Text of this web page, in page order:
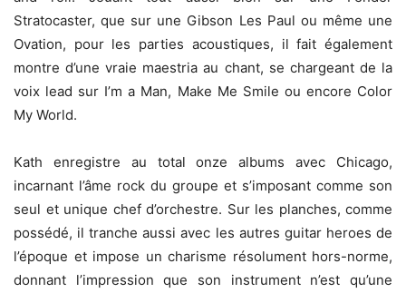
Stratocaster, que sur une Gibson Les Paul ou même une
Ovation, pour les parties acoustiques, il fait également
montre d’une vraie maestria au chant, se chargeant de la
voix lead sur I’m a Man, Make Me Smile ou encore Color
My World.
Kath enregistre au total onze albums avec Chicago,
incarnant l’âme rock du groupe et s’imposant comme son
seul et unique chef d’orchestre. Sur les planches, comme
possédé, il tranche aussi avec les autres guitar heroes de
l’époque et impose un charisme résolument hors-norme,
donnant l’impression que son instrument n’est qu’une